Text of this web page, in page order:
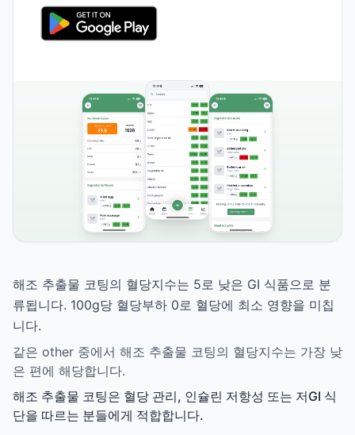
해조 추출물 코팅의 혈당지수는 5로 낮은 GI 식품으로 분
류됩니다. 100g당 혈당부하 0로 혈당에 최소 영향을 미칩
니다.
같은 other 중에서 해조 추출물 코팅의 혈당지수는 가장 낮
은 편에 해당합니다.
해조 추출물 코팅은 혈당 관리, 인슐린 저항성 또는 저GI 식
단을 따르는 분들에게 적합합니다.